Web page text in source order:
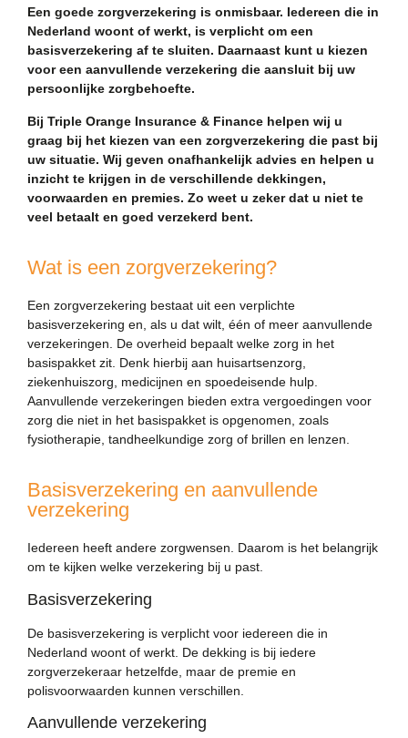
Een goede zorgverzekering is onmisbaar. Iedereen die in
Nederland woont of werkt, is verplicht om een
basisverzekering af te sluiten. Daarnaast kunt u kiezen
voor een aanvullende verzekering die aansluit bij uw
persoonlijke zorgbehoefte.
Bij Triple Orange Insurance & Finance helpen wij u
graag bij het kiezen van een zorgverzekering die past bij
uw situatie. Wij geven onafhankelijk advies en helpen u
inzicht te krijgen in de verschillende dekkingen,
voorwaarden en premies. Zo weet u zeker dat u niet te
veel betaalt en goed verzekerd bent.
Wat is een zorgverzekering?
Een zorgverzekering bestaat uit een verplichte
basisverzekering en, als u dat wilt, één of meer aanvullende
verzekeringen. De overheid bepaalt welke zorg in het
basispakket zit. Denk hierbij aan huisartsenzorg,
ziekenhuiszorg, medicijnen en spoedeisende hulp.
Aanvullende verzekeringen bieden extra vergoedingen voor
zorg die niet in het basispakket is opgenomen, zoals
fysiotherapie, tandheelkundige zorg of brillen en lenzen.
Basisverzekering en aanvullende
verzekering
Iedereen heeft andere zorgwensen. Daarom is het belangrijk
om te kijken welke verzekering bij u past.
Basisverzekering
De basisverzekering is verplicht voor iedereen die in
Nederland woont of werkt. De dekking is bij iedere
zorgverzekeraar hetzelfde, maar de premie en
polisvoorwaarden kunnen verschillen.
Aanvullende verzekering